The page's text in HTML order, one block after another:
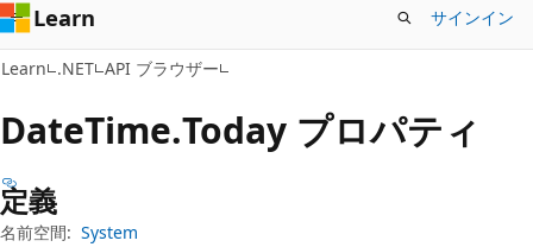
ッ
プ
に
ス
キ
ッ
プ
Learn サインイン
Learn .NET API ブラウザー
DateTime.Today プロパティ
定義
名前空間: System